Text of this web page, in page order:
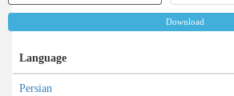
Download
Language
Persian